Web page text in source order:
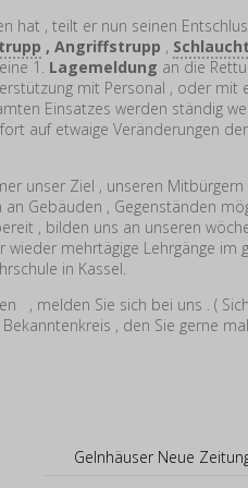
hat , teilt er nun seinen
, Angriffstrupp ,
1. Lagemeldung an die
mit Personal , oder mit
Einsatzes werden ständig
auf etwaige Veränderungen
unser Ziel , unseren
Gebäuden , Gegenständen
, bilden uns an unseren
mehrtägige Lehrgänge im
in Kassel.
, melden Sie sich bei uns . (
, den Sie gerne
Gelnhäuser Neue